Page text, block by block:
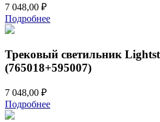
7 048,00 ₽
Подробнее
Трековый светильник
(765018+595007)
7 048,00 ₽
Подробнее